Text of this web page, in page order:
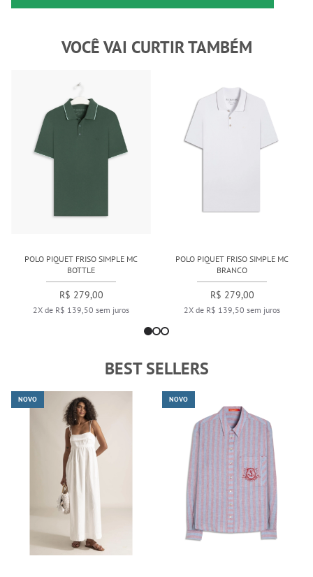
VOCÊ VAI CURTIR TAMBÉM
POLO PIQUET FRISO SIMPLE MC
BOTTLE
R$ 279,00
2X de R$ 139,50 sem juros
POLO PIQUET FRISO SIMPLE MC
BRANCO
R$ 279,00
2X de R$ 139,50 sem juros
BEST SELLERS
NOVO NOVO